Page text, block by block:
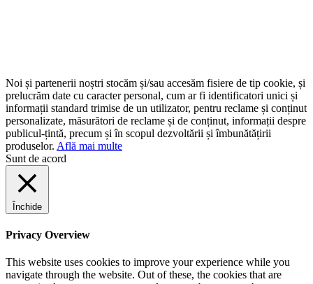
Noi și partenerii noștri stocăm și/sau accesăm fisiere de tip cookie, și
prelucrăm date cu caracter personal, cum ar fi identificatori unici și
informații standard trimise de un utilizator, pentru reclame și conținut
personalizate, măsurători de reclame și de conținut, informații despre
publicul-țintă, precum și în scopul dezvoltării și îmbunătățirii
produselor. Află mai multe
Sunt de acord
Închide
Privacy Overview
This website uses cookies to improve your experience while you
navigate through the website. Out of these, the cookies that are